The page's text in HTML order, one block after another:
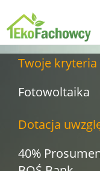
Twoje
Fotowoltaika
Dotacja
40%